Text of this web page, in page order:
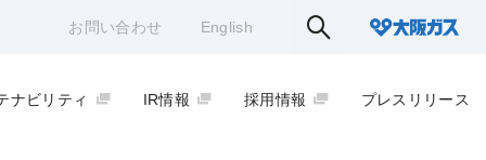
お問い合わせ English
ナビリティ IR情報 採用情報 プレスリリース